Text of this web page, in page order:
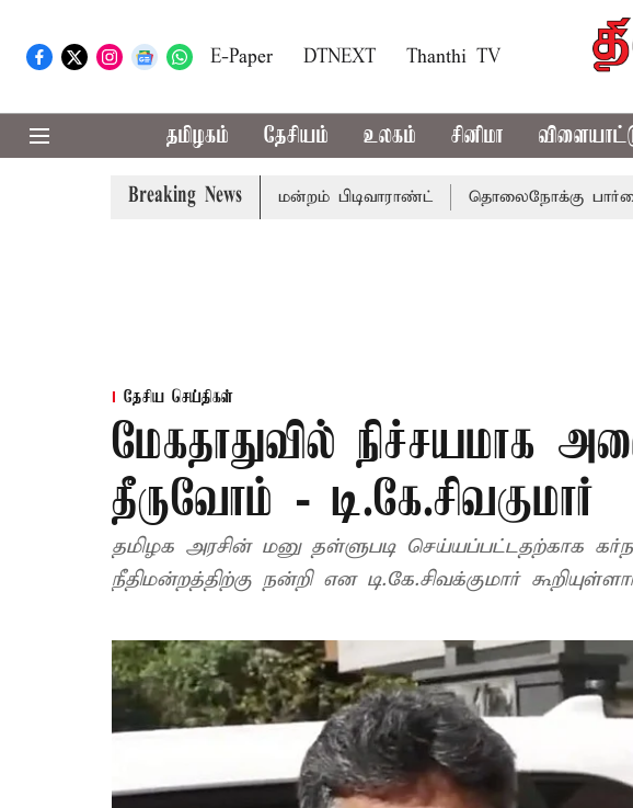
E-Paper DTNEXT Thanthi TV
தமிழகம் தேசியம் உலகம் சினிமா
Breaking News
சென்னை நீதிமன்றம் பிடிவாராண்ட் தொலைநோக்கு பார்வையுடன்
தேசிய செய்திகள்
மேகதாதுவில் நிச்சயமாக
தீருவோம் - டி.கே.சிவகுமார்
தமிழக அரசின் மனு தள்ளுபடி செய்யப்பட்டதற்காக
நீதிமன்றத்திற்கு நன்றி என டி.கே.சிவக்குமார்